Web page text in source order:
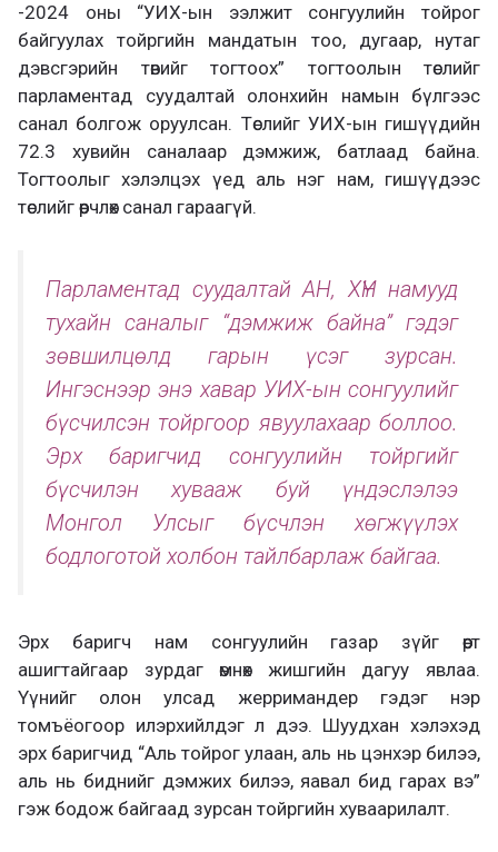
-2024 оны “УИХ-ын ээлжит сонгуулийн тойрог
байгуулах тойргийн мандатын тоо, дугаар, нутаг
дэвсгэрийн төвийг тогтоох” тогтоолын төслийг
парламентад суудалтай олонхийн намын бүлгээс
санал болгож оруулсан. Төслийг УИХ-ын гишүүдийн
72.3 хувийн саналаар дэмжиж, батлаад байна.
Тогтоолыг хэлэлцэх үед аль нэг нам, гишүүдээс
төслийг өөрчлөх санал гараагүй.
Парламентад суудалтай АН, ХҮН намууд
тухайн саналыг “дэмжиж байна” гэдэг
зөвшилцөлд гарын үсэг зурсан.
Ингэснээр энэ хавар УИХ-ын сонгуулийг
бүсчилсэн тойргоор явуулахаар боллоо.
Эрх баригчид сонгуулийн тойргийг
бүсчилэн хувааж буй үндэслэлээ
Монгол Улсыг бүсчлэн хөгжүүлэх
бодлоготой холбон тайлбарлаж байгаа.
Эрх баригч нам сонгуулийн газар зүйг өөрт
ашигтайгаар зурдаг өмнөх жишгийн дагуу явлаа.
Үүнийг олон улсад жерримандер гэдэг нэр
томъёогоор илэрхийлдэг л дээ. Шуудхан хэлэхэд
эрх баригчид “Аль тойрог улаан, аль нь цэнхэр билээ,
аль нь биднийг дэмжих билээ, яавал бид гарах вэ”
гэж бодож байгаад зурсан тойргийн хуваарилалт.